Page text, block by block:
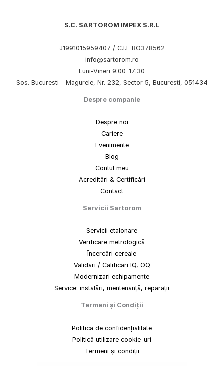
S.C. SARTOROM IMPEX S.R.L
J1991015959407 / C.I.F RO378562
info@sartorom.ro
Luni-Vineri 9:00-17:30
Sos. Bucuresti – Magurele, Nr. 232, Sector 5, Bucuresti, 051434
Despre companie
Despre noi
Cariere
Evenimente
Blog
Contul meu
Acreditări & Certificări
Contact
Servicii Sartorom
Servicii etalonare
Verificare metrologică
Încercări cereale
Validari / Calificari IQ, OQ
Modernizari echipamente
Service: instalări, mentenanță, reparații
Termeni și Condiții
Politica de confidențialitate
Politică utilizare cookie-uri
Termeni și condiții